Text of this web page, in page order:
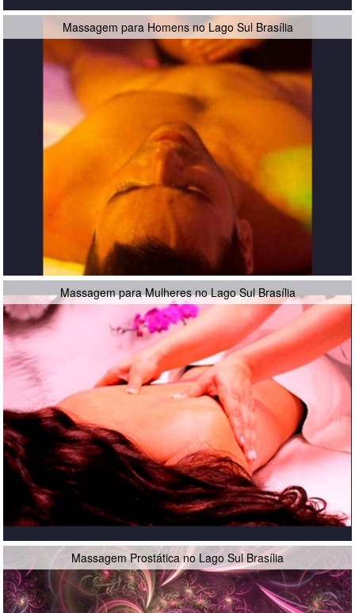
Massagem para Homens no Lago Sul Brasília
Massagem para Mulheres no Lago Sul Brasília
Massagem Prostática no Lago Sul Brasília